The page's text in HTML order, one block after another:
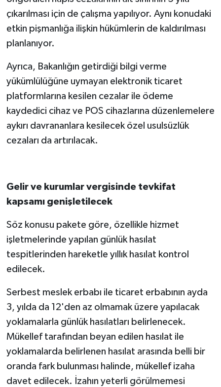
çıkarılması için de çalışma yapılıyor. Aynı konudaki
etkin pişmanlığa ilişkin hükümlerin de kaldırılması
planlanıyor.
Ayrıca, Bakanlığın getirdiği bilgi verme
yükümlülüğüne uymayan elektronik ticaret
platformlarına kesilen cezalar ile ödeme
kaydedici cihaz ve POS cihazlarına düzenlemelere
aykırı davrananlara kesilecek özel usulsüzlük
cezaları da artırılacak.
Gelir ve kurumlar vergisinde tevkifat
kapsamı genişletilecek
Söz konusu pakete göre, özellikle hizmet
işletmelerinde yapılan günlük hasılat
tespitlerinden hareketle yıllık hasılat kontrol
edilecek.
Serbest meslek erbabı ile ticaret erbabının ayda
3, yılda da 12'den az olmamak üzere yapılacak
yoklamalarla günlük hasılatları belirlenecek.
Mükellef tarafından beyan edilen hasılat ile
yoklamalarda belirlenen hasılat arasında belli bir
oranda fark bulunması halinde, mükellef izaha
davet edilecek. İzahın yeterli görülmemesi